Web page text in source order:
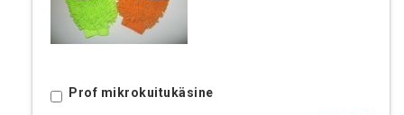
Prof mikrokuitukäsine
Ostoskoriin